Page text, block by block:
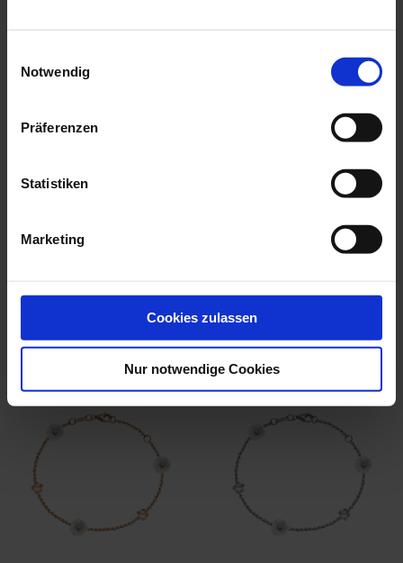
Notwendig
Präferenzen
Statistiken
Marketing
Cookies zulassen
Nur notwendige Cookies
Bangle Pearl Collection
we think you’ll like these